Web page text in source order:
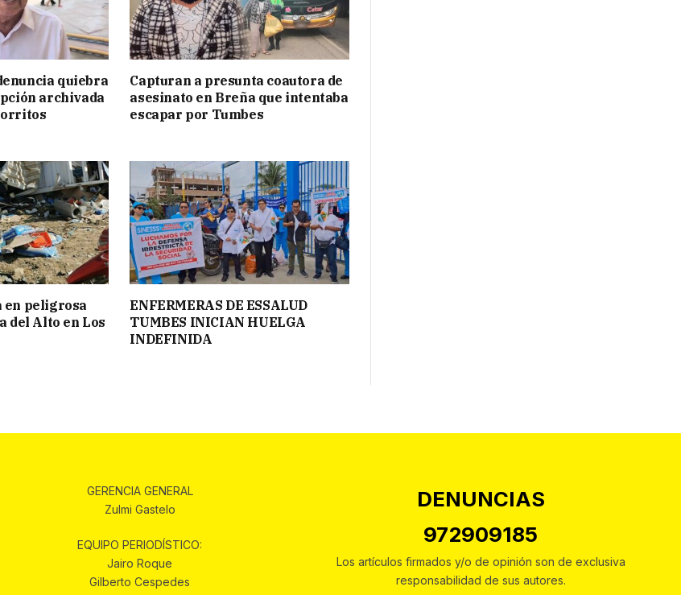
quiebra
archivada
Capturan a presunta coautora de
asesinato en Breña que intentaba
escapar por Tumbes
en peligrosa
del Alto en Los
ENFERMERAS DE ESSALUD
TUMBES INICIAN HUELGA
INDEFINIDA
GERENCIA GENERAL
Zulmi Gastelo
EQUIPO PERIODÍSTICO:
Jairo Roque
Gilberto Cespedes
DENUNCIAS
972909185
Los artículos firmados y/o de opinión son de exclusiva
responsabilidad de sus autores.